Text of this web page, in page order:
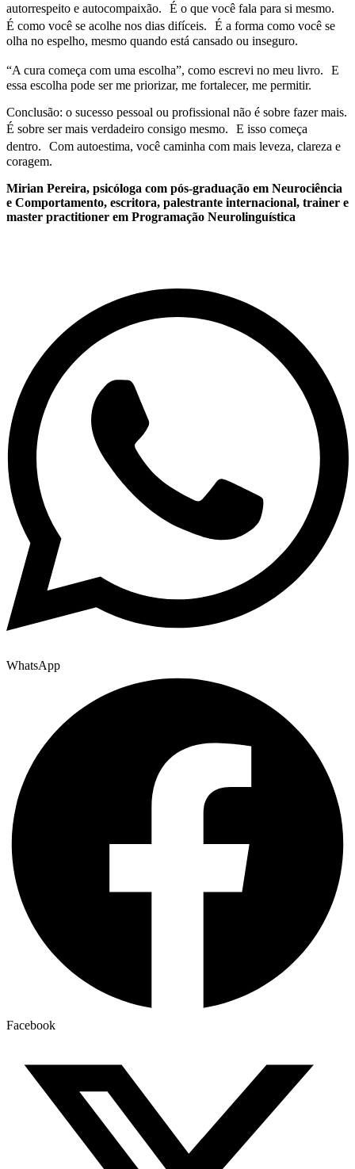
autorrespeito e autocompaixão. É o que você fala para si mesmo.
É como você se acolhe nos dias difíceis. É a forma como você se
olha no espelho, mesmo quando está cansado ou inseguro.
“A cura começa com uma escolha”, como escrevi no meu livro. E
essa escolha pode ser me priorizar, me fortalecer, me permitir.
Conclusão: o sucesso pessoal ou profissional não é sobre fazer mais.
É sobre ser mais verdadeiro consigo mesmo. E isso começa
dentro. Com autoestima, você caminha com mais leveza, clareza e
coragem.
Mirian Pereira, psicóloga com pós-graduação em Neurociência
e Comportamento, escritora, palestrante internacional, trainer e
master practitioner em Programação Neurolinguística
WhatsApp
Facebook